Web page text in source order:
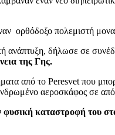
ορθόδοξο πολεμιστή
δήλωσε σε
της Γης.
από το Peresvet
αεροσκάφος σε
φυσική καταστροφή του